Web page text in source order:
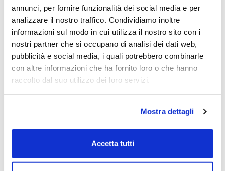
annunci, per fornire funzionalità dei social media e per
analizzare il nostro traffico. Condividiamo inoltre
informazioni sul modo in cui utilizza il nostro sito con i
nostri partner che si occupano di analisi dei dati web,
pubblicità e social media, i quali potrebbero combinarle
con altre informazioni che ha fornito loro o che hanno
raccolto dal suo utilizzo dei loro servizi.
Mostra dettagli
Accetta tutti
L'Expert Trend Locator (XTL)identifica le
principali tendenze:
le barre blu sono rialziste e indicano un
potenziale impulso verso l'alto.
le barre rosse sono ribassiste e indicano un
potenziale impulso verso il basso.
le barre bianche/nereindicano che al
CAMPARI